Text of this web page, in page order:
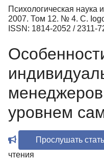
Регистрация
Психологическая наука
2007. Том 12. № 4. С.
ISSN: 1814-2052 / 2311-
уровнем
Прослушать
чтения